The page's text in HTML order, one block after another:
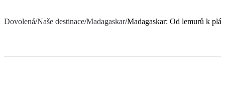
Dovolená/Naše destinace/Madagaskar/Madagaskar: Od lemurů k